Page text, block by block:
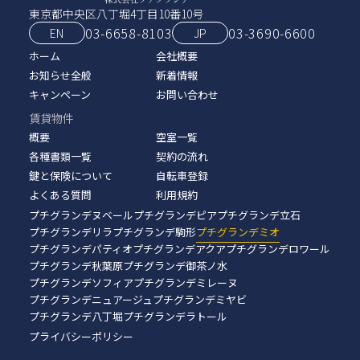
東京都中央区八丁堀4丁目10番10号
EN
03-6658-8103 JP 03‑3690‑6600
ホーム
会社概要
お知らせ全般
新着情報
キャンペーン
お問い合わせ
賃貸物件
概要
空室一覧
各種書類一覧
契約の流れ
鍵と保険について
自転車登録
よくある質問
利用規約
プチグランデヌベールプチグランデピアプチグランデ立石
プチグランデリラプチグランデ駒形プチグランデミオ
プチグランデパティオプチグランデアクアプチグランデロワール
プチグランデ秋葉原プチグランデ御茶ノ水
プチグランデソフィアプチグランデミレーヌ
プチグランデニュアージュプチグランデミヤビ
プチグランデ八丁堀プチグランデラトール
プライバシーポリシー